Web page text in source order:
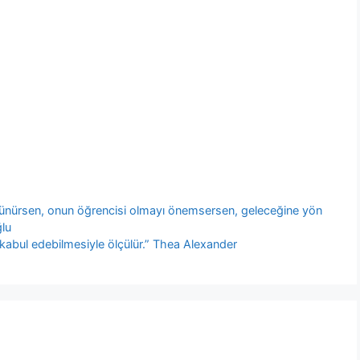
onun öğrencisi olmayı önemsersen, geleceğine yön
edebilmesiyle ölçülür.” Thea Alexander